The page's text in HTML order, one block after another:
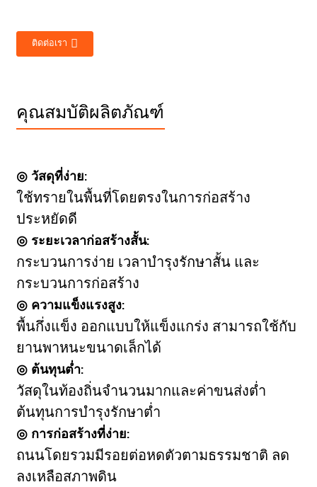
ติดต่อเรา
คุณสมบัติผลิตภัณฑ์
◎ วัสดุที่ง่าย:
ใช้ทรายในพื้นที่โดยตรงในการก่อสร้าง
ประหยัดดี
◎ ระยะเวลาก่อสร้างสั้น:
กระบวนการง่าย เวลาบำรุงรักษาสั้น และ
กระบวนการก่อสร้าง
◎ ความแข็งแรงสูง:
พื้นกึ่งแข็ง ออกแบบให้แข็งแกร่ง สามารถใช้กับ
ยานพาหนะขนาดเล็กได้
◎ ต้นทุนต่ำ:
วัสดุในท้องถิ่นจำนวนมากและค่าขนส่งต่ำ
ต้นทุนการบำรุงรักษาต่ำ
◎ การก่อสร้างที่ง่าย:
ถนนโดยรวมมีรอยต่อหดตัวตามธรรมชาติ ลด
ลงเหลือสภาพดิน